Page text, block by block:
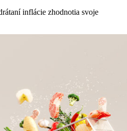
inflácie zhodnotia svoje